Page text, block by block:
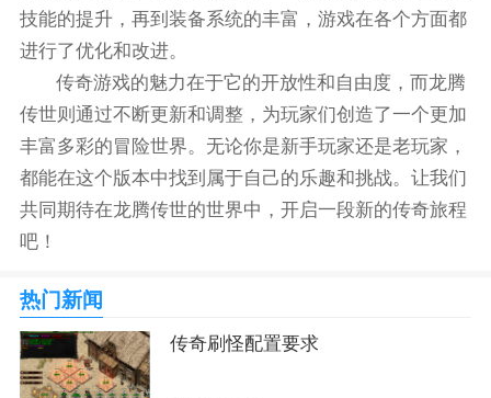
技能的提升，再到装备系统的丰富，游戏在各个方面都
进行了优化和改进。
传奇游戏的魅力在于它的开放性和自由度，而龙腾
传世则通过不断更新和调整，为玩家们创造了一个更加
丰富多彩的冒险世界。无论你是新手玩家还是老玩家，
都能在这个版本中找到属于自己的乐趣和挑战。让我们
共同期待在龙腾传世的世界中，开启一段新的传奇旅程
吧！
热门新闻
传奇刷怪配置要求